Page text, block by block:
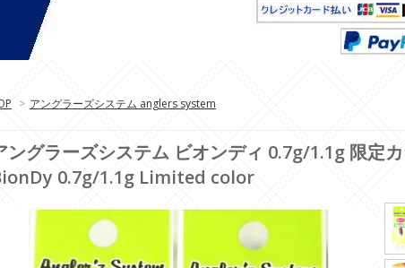
> アングラーズシステム anglers system
ングラーズシステム ビオンディ 0.7g/1.1g 限定
0.7g/1.1g Limited color